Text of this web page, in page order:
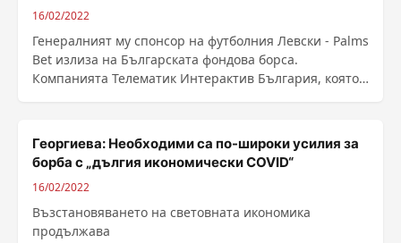
16/02/2022
Генералният му спонсор на футболния Левски - Palms
Bet излиза на Българската фондова борса.
Компанията Телематик Интерактив България, която
Георгиева: Необходими са по-широки усилия за
борба с „дългия икономически COVID“
16/02/2022
Възстановяването на световната икономика
продължава